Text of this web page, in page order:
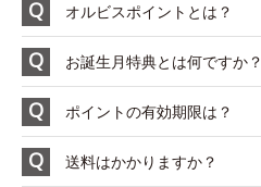
オルビスポイントとは？
お誕生月特典とは何ですか？
ポイントの有効期限は？
送料はかかりますか？